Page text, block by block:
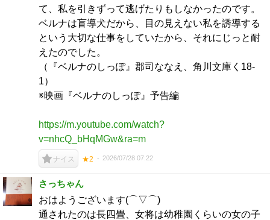
て、私を引きずって逃げたりもしなかったのです。
ベルナは盲導犬だから、目の見えない私を誘導する
という大切な仕事をしていたから、それにじっと耐
えたのでした。
（『ベルナのしっぽ』郡司ななえ、角川文庫く18-
1）
※映画『ベルナのしっぽ』予告編
https://m.youtube.com/watch?
v=nhcQ_bHqMGw&ra=m
ナイス ★2 2026/07/28 07:22
さっちゃん
おはようございます(⌒▽⌒)
通されたのは長四畳、女将は幼稚園くらいの女の子